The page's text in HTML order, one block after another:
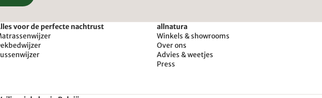
voor de perfecte nachtrust
allnatura
Winkels & showrooms
Over ons
Advies & weetjes
Press